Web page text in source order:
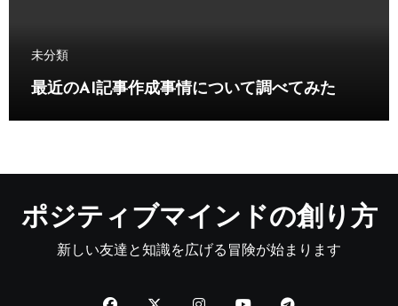
未分類
最近のAI記事作成事情について調べてみた
ポジティブマインドの創り方
新しい友達と知識を広げる冒険が始まります